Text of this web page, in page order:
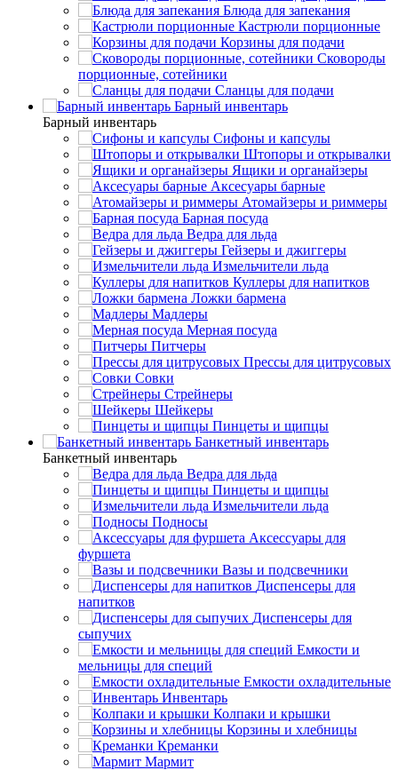
Блюда для запекания
Кастрюли порционные
Корзины для подачи
Сковороды
порционные, сотейники
Сланцы для подачи
Барный инвентарь
Барный инвентарь
Сифоны и капсулы
Штопоры и открывалки
Ящики и органайзеры
Аксесуары барные
Атомайзеры и риммеры
Барная посуда
Ведра для льда
Гейзеры и джиггеры
Измельчители льда
Куллеры для напитков
Ложки бармена
Мадлеры
Мерная посуда
Питчеры
Прессы для цитрусовых
Совки
Стрейнеры
Шейкеры
Пинцеты и щипцы
Банкетный инвентарь
Банкетный инвентарь
Ведра для льда
Пинцеты и щипцы
Измельчители льда
Подносы
Аксессуары для
фуршета
Вазы и подсвечники
Диспенсеры для
напитков
Диспенсеры для
сыпучих
Емкости и
мельницы для специй
Емкости охладительные
Инвентарь
Колпаки и крышки
Корзины и хлебницы
Креманки
Мармит